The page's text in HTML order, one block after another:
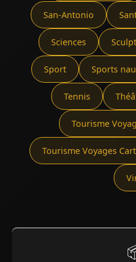
San-Antonio
Sciences
Sport Sports
Tennis
Tourisme
Tourisme Voyages